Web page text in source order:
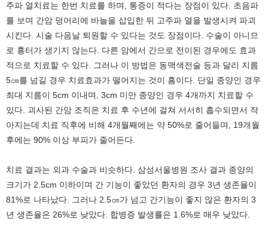
주파 열치료는 한번 치료를 하며, 통증이 적다는 장점이 있다. 초음파
를 보며 간암 덩어리에 바늘을 삽입한 뒤 고주파 열을 발생시켜 파괴
시킨다. 시술 다음날 퇴원할 수 있다는 것도 장점이다. 수술이 아니므
로 흉터가 생기지 않는다. 다른 암에서 간으로 전이된 경우에도 효과
적으로 치료할 수 있다. 그러나 이 방법은 동맥색전술 등과 달리 지름
5㎝를 넘길 경우 치료효과가 떨어지는 것이 흠이다. 단일 종양인 경우
최대 지름이 5cm 이내며, 3cm 미만 종양인 경우 4개까지 치료할 수
있다. 괴사된 간암 조직은 치료 후 수년에 걸쳐 서서히 흡수되면서 작
아지는데 치료 직후에 비해 4개월째에는 약 50%로 줄어들며, 19개월
후에는 90% 이상 부피가 줄어든다.
치료 결과는 외과 수술과 비슷하다. 삼성서울병원 조사 결과 종양의
크기가 2.5cm 이하이며 간 기능이 좋았던 환자의 경우 3년 생존율이
81%로 나타났다. 그러나 2.5㎝가 넘고 간기능이 좋지 않은 환자의 3
년 생존율은 26%로 낮았다. 합병증 발생률은 1.6%로 매우 낮았다.